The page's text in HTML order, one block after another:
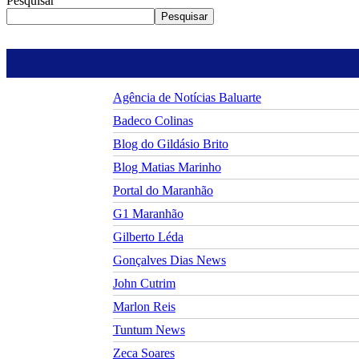
Pesquisar
Agência de Notícias Baluarte
Badeco Colinas
Blog do Gildásio Brito
Blog Matias Marinho
Portal do Maranhão
G1 Maranhão
Gilberto Léda
Gonçalves Dias News
John Cutrim
Marlon Reis
Tuntum News
Zeca Soares